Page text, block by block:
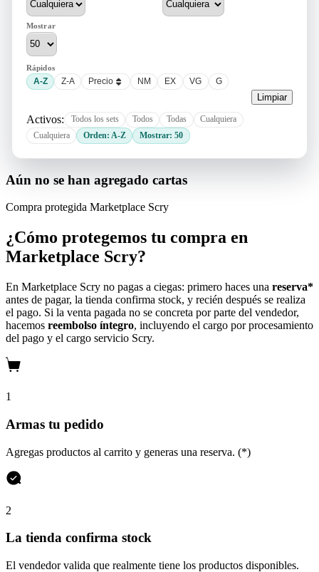
Mostrar
Rápidos
A-Z Z-A Precio NM EX VG G
Limpiar
Activos: Todos los sets Todos Todas
Cualquiera
Cualquiera
Orden: A-Z Mostrar: 50
Aún no se han agregado cartas
Compra protegida Marketplace Scry
¿Cómo protegemos tu compra en
Marketplace Scry?
En Marketplace Scry no pagas a ciegas: primero haces una reserva*
antes de pagar, la tienda confirma stock, y recién después se realiza
el pago. Si la venta pagada no se concreta por parte del vendedor,
hacemos reembolso íntegro, incluyendo el cargo por procesamiento
del pago y el cargo servicio Scry.
1
Armas tu pedido
Agregas productos al carrito y generas una reserva. (*)
2
La tienda confirma stock
El vendedor valida que realmente tiene los productos disponibles.